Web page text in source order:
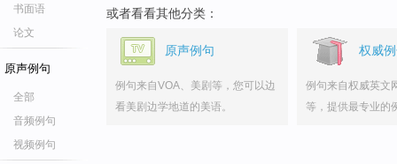
书面语
论文
原声例句
全部
音频例句
视频例句
或者看看其他分类：
原声例句
例句来自VOA、美剧等，您可以边
看美剧边学地道的美语。
权威
例句来自权威英文
等，提供最专业的